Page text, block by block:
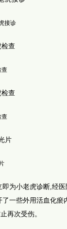
接诊
查
查
为小老虎诊断,经医
一些外用活血化瘀
再次受伤。